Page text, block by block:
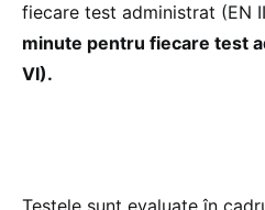
fiecare test administrat (EN
minute pentru fiecare test
VI).